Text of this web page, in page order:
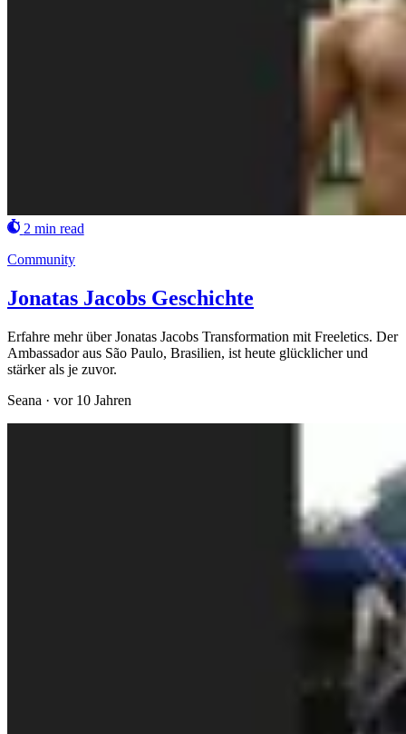
2 min read
Community
Jonatas Jacobs Geschichte
Erfahre mehr über Jonatas Jacobs Transformation mit Freeletics. Der
Ambassador aus São Paulo, Brasilien, ist heute glücklicher und
stärker als je zuvor.
Seana · vor 10 Jahren